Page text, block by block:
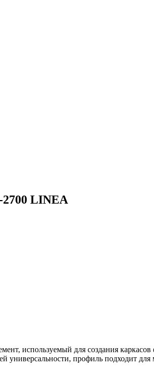
LINEA
используемый для создания
универсальности, профиль подходит